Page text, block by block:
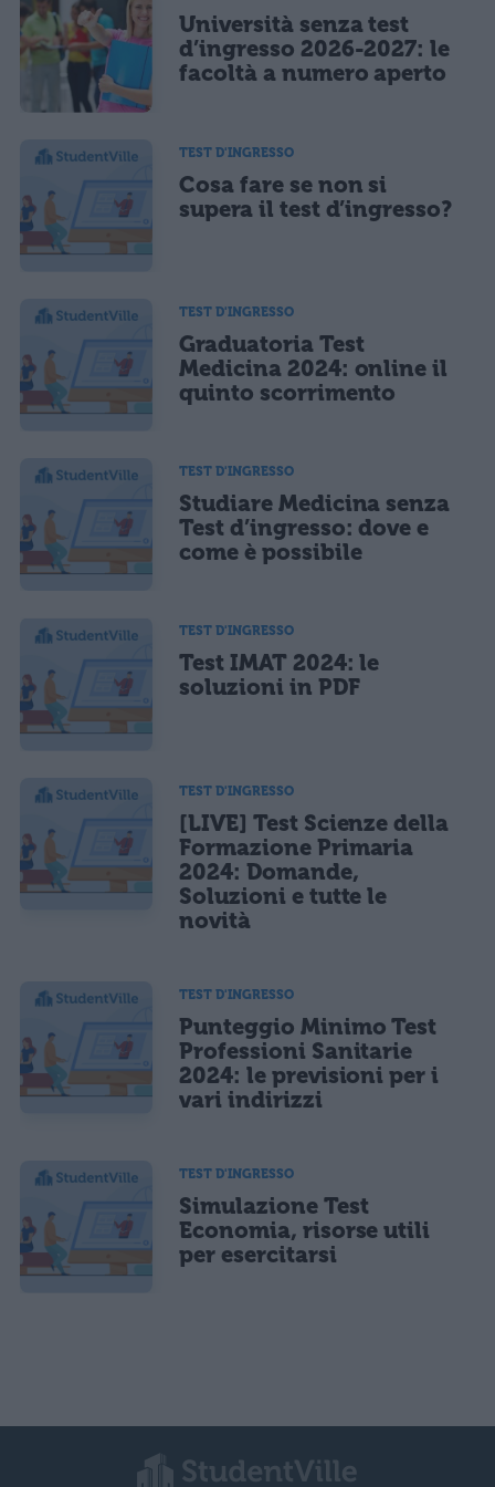
Ho letto e acconsento l'informativasulla privacy
Acconsento all'uso dei miei dati da parte di terzi per finalità di
marketing diretto con modalità automatizzate o tradizionali
CONFERMA E PUBBLICA
Università senza test
d’ingresso 2026-2027: le
facoltà a numero aperto
TEST D'INGRESSO
Cosa fare se non si
supera il test d’ingresso?
TEST D'INGRESSO
Graduatoria Test
Medicina 2024: online il
quinto scorrimento
TEST D'INGRESSO
Studiare Medicina senza
Test d’ingresso: dove e
come è possibile
TEST D'INGRESSO
Test IMAT 2024: le
soluzioni in PDF
TEST D'INGRESSO
[LIVE] Test Scienze della
Formazione Primaria
2024: Domande,
Soluzioni e tutte le
novità
TEST D'INGRESSO
Punteggio Minimo Test
Professioni Sanitarie
2024: le previsioni per i
vari indirizzi
TEST D'INGRESSO
Simulazione Test
Economia, risorse utili
per esercitarsi